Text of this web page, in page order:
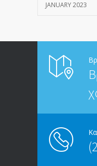
Άνδρες, γυναίκες
JANUARY 2023